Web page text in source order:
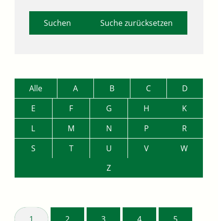
Suche zurücksetzen
Alle A B C
D
E
F G H
K
L
M N P
R
S
T U V
W
Z